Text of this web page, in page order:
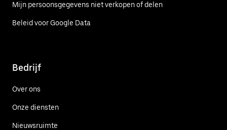
Mijn persoonsgegevens niet verkopen of delen
Beleid voor Google Data
Bedrijf
Over ons
Onze diensten
Nieuwsruimte